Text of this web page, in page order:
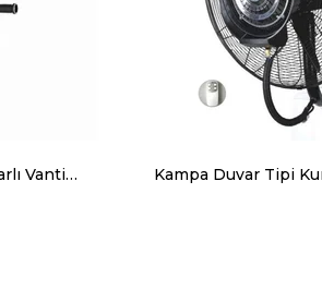
Kampa Endüstriyel Su Buharlı Vantilatör Açık Alan Serinletme Soğutma Vantilatörü FB65 (LC002)